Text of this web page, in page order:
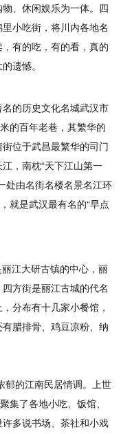
、休闲娱乐为一体。四
小吃街，将川内各地名
有的吃，有的看，真的
遗憾。
名的历史文化名城武汉市
的百年老巷，其繁华的
位于武昌最繁华的司门
，南枕“天下江山第一
由名街名楼名景名江环
就是武汉最有名的“早点
江大研古镇的中心，丽
方街是丽江古城的代名
分布有十几家小餐馆，
腊排骨、鸡豆凉粉、纳
郁的江南民居情调。上世
集了各地小吃、饭馆、
多说书场、茶社和小戏